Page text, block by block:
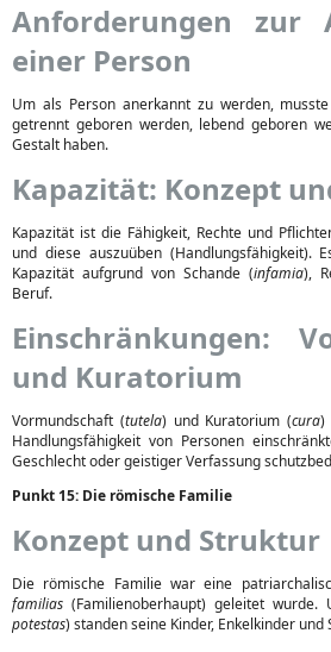
Anforderungen zur
einer Person
Um als Person anerkannt zu werden,
getrennt geboren werden, lebend geboren
Gestalt haben.
Kapazität: Konzept
Kapazität ist die Fähigkeit, Rechte und
und diese auszuüben (Handlungsfähigkeit).
Kapazität aufgrund von Schande (infamia),
Beruf.
Einschränkungen:
und Kuratorium
Vormundschaft (tutela) und Kuratorium (cura)
Handlungsfähigkeit von Personen
Geschlecht oder geistiger Verfassung
Punkt 15: Die römische Familie
Konzept und Struktur
Die römische Familie war eine
familias (Familienoberhaupt) geleitet
potestas) standen seine Kinder, Enkelkinder und